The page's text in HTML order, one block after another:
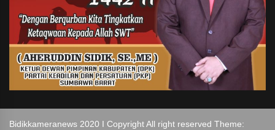
Bidikkameranews 2020 I Copyright All right reserved Theme: